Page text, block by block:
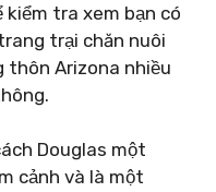
tra xem bạn có
trại chăn nuôi
thôn Arizona nhiều
Douglas một
cảnh và là một